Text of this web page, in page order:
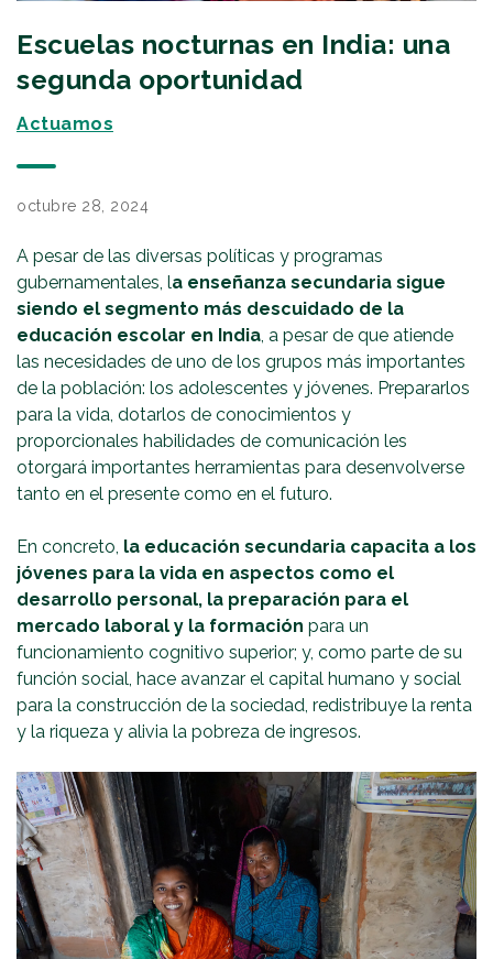
Escuelas nocturnas en India: una
segunda oportunidad
Actuamos
octubre 28, 2024
A pesar de las diversas políticas y programas
gubernamentales, la enseñanza secundaria sigue
siendo el segmento más descuidado de la
educación escolar en India, a pesar de que atiende
las necesidades de uno de los grupos más importantes
de la población: los adolescentes y jóvenes. Prepararlos
para la vida, dotarlos de conocimientos y
proporcionales habilidades de comunicación les
otorgará importantes herramientas para desenvolverse
tanto en el presente como en el futuro.
En concreto, la educación secundaria capacita a los
jóvenes para la vida en aspectos como el
desarrollo personal, la preparación para el
mercado laboral y la formación para un
funcionamiento cognitivo superior; y, como parte de su
función social, hace avanzar el capital humano y social
para la construcción de la sociedad, redistribuye la renta
y la riqueza y alivia la pobreza de ingresos.